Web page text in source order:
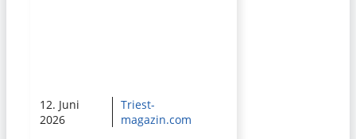
12. Juni
2026
Triest-
magazin.com